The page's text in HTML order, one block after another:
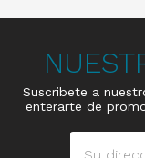
Suscribete a
enterarte de